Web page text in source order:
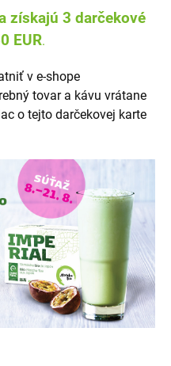
získajú 3 darčekové
EUR.
v e-shope
tovar a kávu vrátane
o tejto darčekovej karte